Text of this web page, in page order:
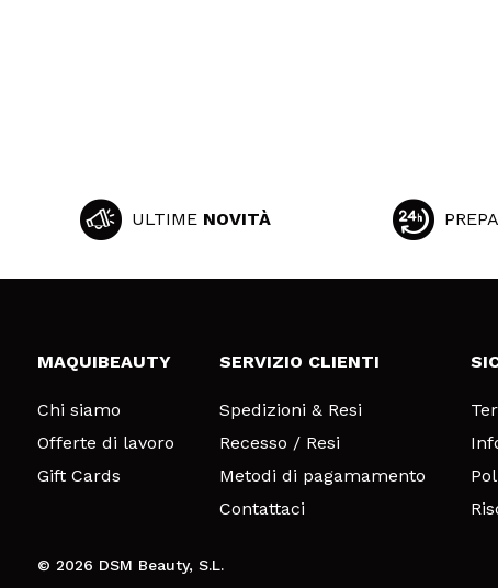
ULTIME NOVITÀ
MAQUIBEAUTY
Chi siamo
Offerte di lavoro
Gift Cards
SERVIZIO CLIENTI
Spedizioni & Resi
Recesso / Resi
Metodi di pagamamento
Contattaci
© 2026 DSM Beauty, S.L.